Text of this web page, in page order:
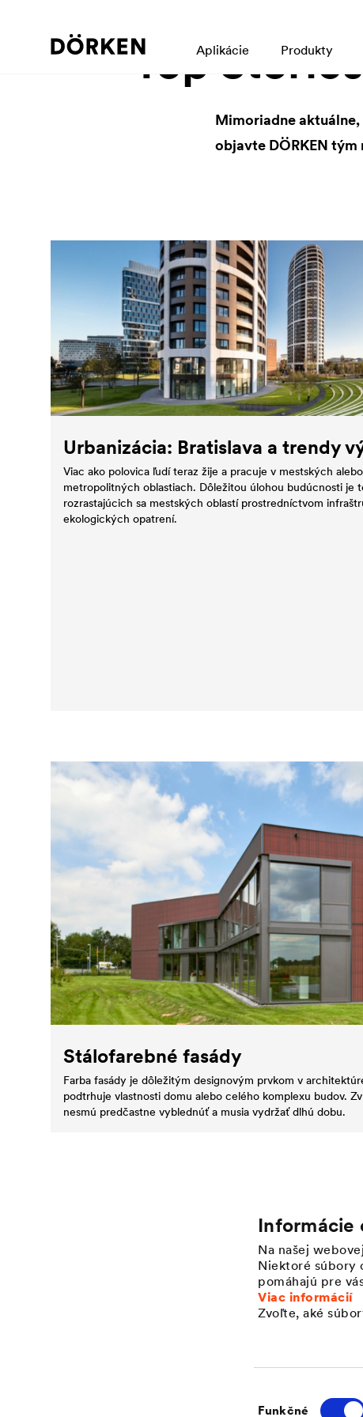
Informácie
Na našej
Niektoré súbory
pomáhajú pre
Viac informácií
Zvoľte, aké
Funkčné
Aplikácie Produkty
Top Stories
Mimoriadne
objavte DÖRKEN
Urbanizácia: Bratislava a trendy
Viac ako polovica ľudí teraz žije a pracuje v mestských
metropolitných oblastiach. Dôležitou úlohou budúcnosti je
rozrastajúcich sa mestských oblastí prostredníctvom
ekologických opatrení.
Stálofarebné fasády
Farba fasády je dôležitým designovým prvkom v
podtrhuje vlastnosti domu alebo celého komplexu budov.
nesmú predčastne vyblednúť a musia vydržať dlhú dobu.
Spoločnosť